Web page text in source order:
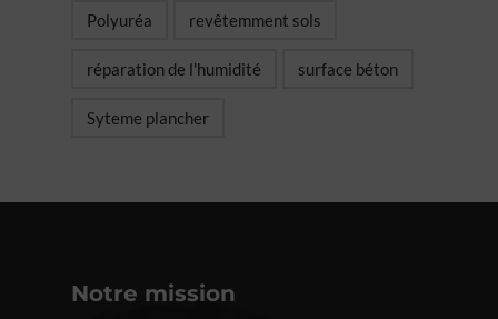
Polyuréa revêtemment sols
réparation de l'humidité surface béton‎
Syteme plancher
Notre mission